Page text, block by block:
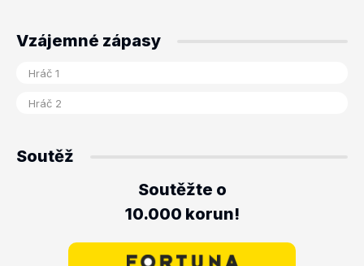
Vzájemné zápasy
Soutěž
Soutěžte o
10.000 korun!